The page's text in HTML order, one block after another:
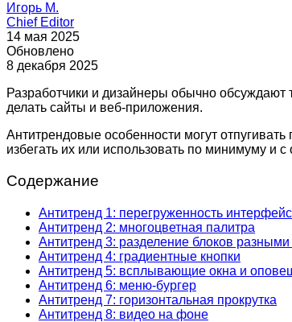
Игорь М.
Chief Editor
14 мая 2025
Обновлено
8 декабря 2025
Разработчики и дизайнеры обычно обсуждают
делать сайты и веб-приложения.
Антитрендовые особенности могут
избегать их или использовать по минимуму и с
Содержание
Антитренд 1: перегруженность
Антитренд 2: многоцветная палитра
Антитренд 3: разделение блоков
Антитренд 4: градиентные кнопки
Антитренд 5: всплывающие окна и
Антитренд 6: меню-бургер
Антитренд 7: горизонтальная прокрутка
Антитренд 8: видео на фоне